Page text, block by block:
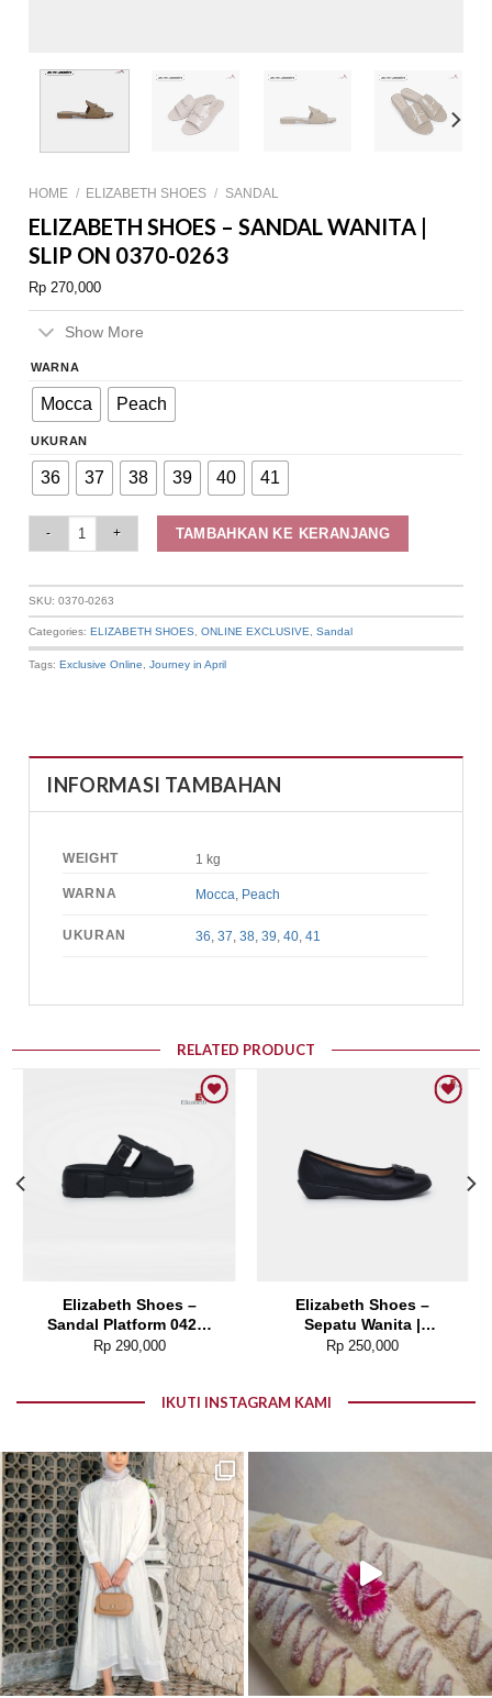
HOME / ELIZABETH SHOES / SANDAL
ELIZABETH SHOES – SANDAL WANITA |
SLIP ON 0370-0263
Rp 270,000
Show More
WARNA
Mocca Peach
UKURAN
36 37 38 39 40 41
TAMBAHKAN KE KERANJANG
SKU:0370-0263
Categories:ELIZABETH SHOES ,ONLINE EXCLUSIVE ,Sandal
Tags:Exclusive Online ,Journey in April
INFORMASI TAMBAHAN
WEIGHT 1 kg
WARNA Mocca Peach
UKURAN 36 ,37 ,38 ,39 ,40 ,41
RELATED PRODUCT
Elizabeth Shoes –
Sandal Platform 0429-
0108
Rp290,000
Elizabeth Shoes –
Sepatu Wanita |
Pantofel Flat 0379-0498
Rp 250,000
IKUTI INSTAGRAM KAMI